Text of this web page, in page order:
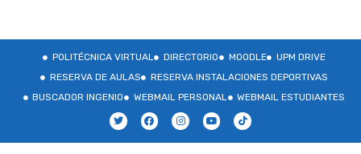
POLITÉCNICA VIRTUAL DIRECTORIO MOODLE
UPM DRIVE
RESERVA DE AULAS
RESERVA INSTALACIONES DEPORTIVAS
BUSCADOR INGENIO
WEBMAIL PERSONAL WEBMAIL ESTUDIANTES